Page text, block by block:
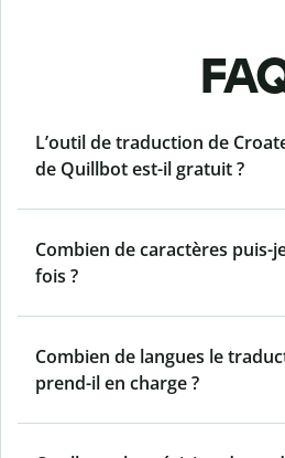
L’outil de traduction de
de Quillbot est-il gratuit ?
Combien de caractères puis-
fois ?
Combien de langues le
prend-il en charge ?